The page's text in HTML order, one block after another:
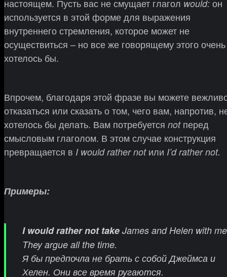
настоящем. Пусть вас не смущает глагол would: он
используется в этой форме для выражения
внутреннего стремления, которое может не
осуществиться – но все же говорящему этого очень
хотелось бы.
Впрочем, благодаря этой фразе вы можете
отказаться или сказать о том, чего вам, напротив,
хотелось бы делать. Вам потребуется notперед
смысловым глаголом. В этом случае конструкция
превращается в I would rather not или I’d rather not.
Примеры:
I would rather not take James and Helen with
They argue all the time.
Я бы предпочла не брать с собой Джеймса и
Хелен. Они все время ругаются.